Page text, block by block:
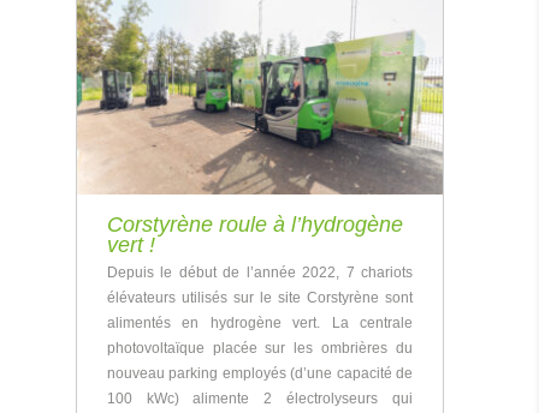
Corstyrène roule à l’hydrogène
vert !
Depuis le début de l’année 2022, 7 chariots
élévateurs utilisés sur le site Corstyrène sont
alimentés en hydrogène vert. La centrale
photovoltaïque placée sur les ombrières du
nouveau parking employés (d’une capacité de
100 kWc) alimente 2 électrolyseurs qui